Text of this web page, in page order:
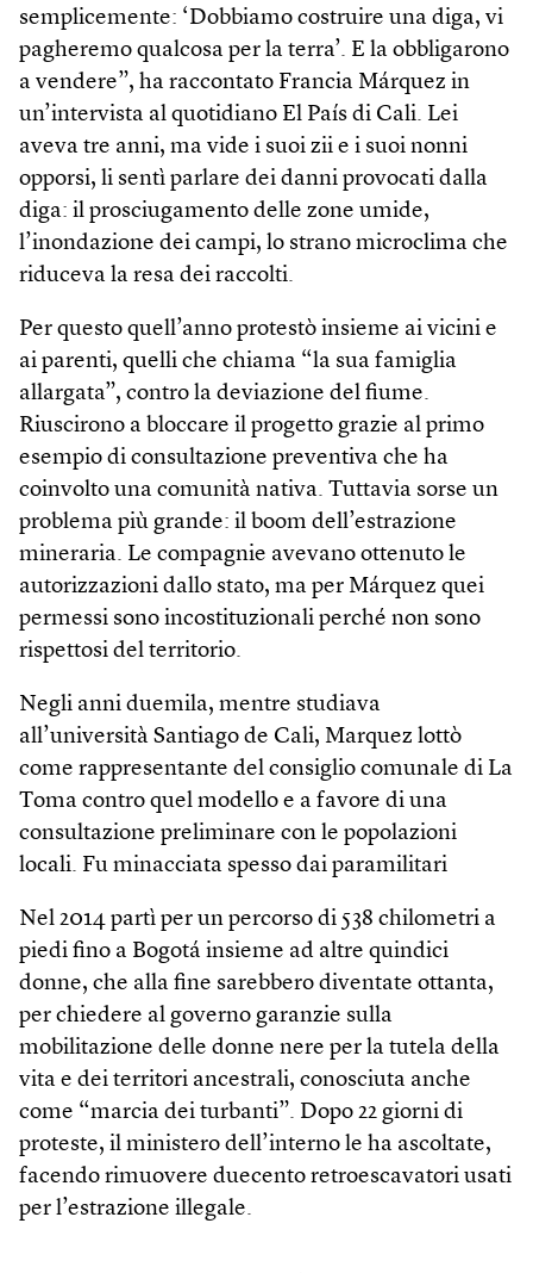
semplicemente: ‘Dobbiamo costruire una diga, vi
pagheremo qualcosa per la terra’. E la obbligarono
a vendere”, ha raccontato Francia Márquez in
un’intervista al quotidiano El País di Cali. Lei
aveva tre anni, ma vide i suoi zii e i suoi nonni
opporsi, li sentì parlare dei danni provocati dalla
diga: il prosciugamento delle zone umide,
l’inondazione dei campi, lo strano microclima che
riduceva la resa dei raccolti.
Per questo quell’anno protestò insieme ai vicini e
ai parenti, quelli che chiama “la sua famiglia
allargata”, contro la deviazione del fiume.
Riuscirono a bloccare il progetto grazie al primo
esempio di consultazione preventiva che ha
coinvolto una comunità nativa. Tuttavia sorse un
problema più grande: il boom dell’estrazione
mineraria. Le compagnie avevano ottenuto le
autorizzazioni dallo stato, ma per Márquez quei
permessi sono incostituzionali perché non sono
rispettosi del territorio.
Negli anni duemila, mentre studiava
all’università Santiago de Cali, Marquez lottò
come rappresentante del consiglio comunale di La
Toma contro quel modello e a favore di una
consultazione preliminare con le popolazioni
locali. Fu minacciata spesso dai paramilitari
Nel 2014 partì per un percorso di 538 chilometri a
piedi fino a Bogotá insieme ad altre quindici
donne, che alla fine sarebbero diventate ottanta,
per chiedere al governo garanzie sulla
mobilitazione delle donne nere per la tutela della
vita e dei territori ancestrali, conosciuta anche
come “marcia dei turbanti”. Dopo 22 giorni di
proteste, il ministero dell’interno le ha ascoltate,
facendo rimuovere duecento retroescavatori usati
per l’estrazione illegale.